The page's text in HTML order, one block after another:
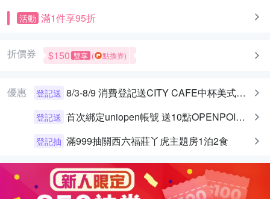
活動 滿1件享95折
折價券 $150 雙享 ( 點換券)
優惠 登記送 8/3-8/9 消費登記送CITY CAFE中杯美式乙杯
登記送 首次綁定uniopen帳號 送10點OPENPOINT+統一布丁一個
登記抽 滿999抽關西六福莊丫虎主題房1泊2食